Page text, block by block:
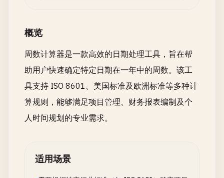
概览
周数计算器是一款高效的日期处理工具，旨在帮
助用户快速确定特定日期在一年中的周数。该工
具支持 ISO 8601、美国标准及欧洲标准等多种计
算规则，能够满足项目管理、财务报表编制及个
人时间规划的专业需求。
适用场景